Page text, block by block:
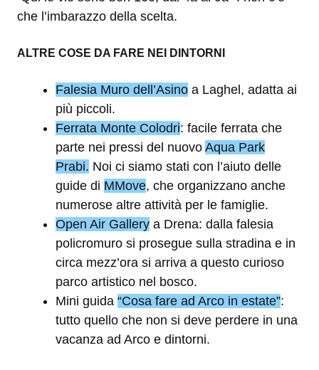
che l’imbarazzo della scelta.
ALTRE COSE DA FARE NEI DINTORNI
Falesia Muro dell’Asino a Laghel, adatta ai
più piccoli.
Ferrata Monte Colodri: facile ferrata che
parte nei pressi del nuovo Aqua Park
Prabi. Noi ci siamo stati con l’aiuto delle
guide di MMove, che organizzano anche
numerose altre attività per le famiglie.
Open Air Gallery a Drena: dalla falesia
policromuro si prosegue sulla stradina e in
circa mezz’ora si arriva a questo curioso
parco artistico nel bosco.
Mini guida “Cosa fare ad Arco in estate”:
tutto quello che non si deve perdere in una
vacanza ad Arco e dintorni.